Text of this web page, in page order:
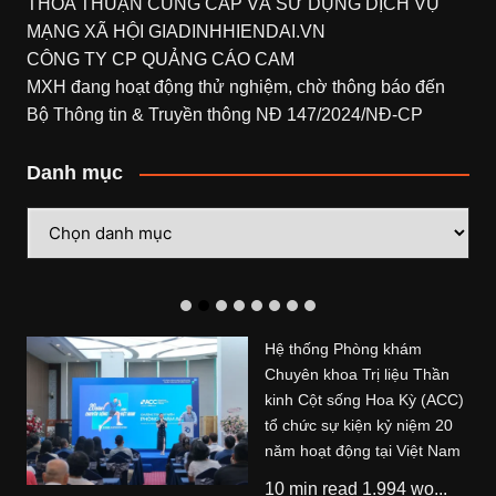
THỎA THUẬN CUNG CẤP VÀ SỬ DỤNG DỊCH VỤ
MẠNG XÃ HỘI GIADINHHIENDAI.VN
CÔNG TY CP QUẢNG CÁO CAM
MXH đang hoạt động thử nghiệm, chờ thông báo đến
Bộ Thông tin & Truyền thông NĐ 147/2024/NĐ-CP
Danh mục
mục
Hệ thống Phòng khám
Chuyên khoa Trị liệu Thần
kinh Cột sống Hoa Kỳ (ACC)
tổ chức sự kiện kỷ niệm 20
năm hoạt động tại Việt Nam
10 min read 1.994 wo...